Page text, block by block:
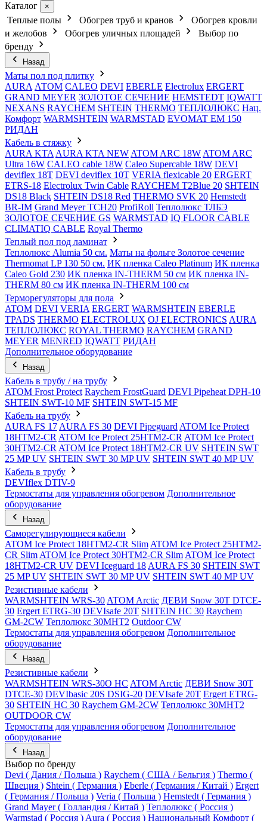
Каталог
×
Теплые полы Обогрев труб и кранов
Обогрев кровли
и желобов
Обогрев уличных площадей
Выбор по
бренду
Назад
Маты пол под плитку
AURA АТОМ CALEO DEVI EBERLE Electrolux ERGERT
GRAND MEYER ЗОЛОТОЕ СЕЧЕНИЕ HEMSTEDT IQWATT
NEXANS RAYCHEM SHTEIN THERMO ТЕПЛОЛЮКС Нац.
Комфорт WARMSHTEIN WARMSTAD EVOMAT EM 150
РИДАН
Кабель в стяжку
AURA KTA AURA KTA NEW ATOM ARC 18W ATOM ARC
Ultra 16W CALEO cable 18W Caleo Supercable 18W DEVI
deviflex 18T DEVI deviflex 10T VERIA flexicable 20 ERGERT
ETRS-18 Electrolux Twin Cable RAYCHEM T2Blue 20 SHTEIN
DS18 Black SHTEIN DS18 Red THERMO SVK 20 Hemstedt
BR-IM Grand Meyer TCH20 ProfiRoll Теплолюкс ТЛБЭ
ЗОЛОТОЕ СЕЧЕНИЕ GS WARMSTAD IQ FLOOR CABLE
CLIMATIQ CABLE Royal Thermo
Теплый пол под ламинат
Теплолюкс Alumia 50 см. Маты на фольге Золотое сечение
Thermomat LP 130 50 cм. ИК пленка Caleo Platinum ИК пленка
Caleo Gold 230 ИК пленка IN-THERM 50 см ИК пленка IN-
THERM 80 см ИК пленка IN-THERM 100 см
Терморегуляторы для пола
ATOM DEVI VERIA ERGERT WARMSHTEIN EBERLE
TPADS THERMO ELECTROLUX OJ ELECTRONICS AURA
ТЕПЛОЛЮКС ROYAL THERMO RAYCHEM GRAND
MEYER MENRED IQWATT РИДАН
Дополнительное оборудование
Назад
Кабель в трубу / на трубу
ATOM Frost Protect Raychem FrostGuard DEVI Pipeheat DPH-10
SHTEIN SWT-10 MF SHTEIN SWT-15 MF
Кабель на трубу
AURA FS 17 AURA FS 30 DEVI Pipeguard ATOM Ice Protect
18HTM2-CR ATOM Ice Protect 25HTM2-CR ATOM Ice Protect
30HTM2-CR ATOM Ice Protect 18HTM2-CR UV SHTEIN SWT
25 MP UV SHTEIN SWT 30 MP UV SHTEIN SWT 40 MP UV
Кабель в трубу
DEVIflex DTIV-9
Термостаты для управления обогревом Дополнительное
оборудование
Назад
Саморегулирующиеся кабели
ATOM Ice Protect 18HTM2-CR Slim ATOM Ice Protect 25HTM2-
CR Slim ATOM Ice Protect 30HTM2-CR Slim ATOM Ice Protect
18HTM2-CR UV DEVI Iceguard 18 AURA FS 30 SHTEIN SWT
25 MP UV SHTEIN SWT 30 MP UV SHTEIN SWT 40 MP UV
Резистивные кабели
WARMSHTEIN WRS-30 ATOM Arctic ДЕВИ Snow 30T DTCE-
30 Ergert ETRG-30 DEVIsafe 20T SHTEIN HC 30 Raychem
GM-2CW Теплолюкс 30МНТ2 Outdoor CW
Термостаты для управления обогревом Дополнительное
оборудование
Назад
Резистивные кабели
WARMSHTEIN WRS-30O HC ATOM Arctic ДЕВИ Snow 30T
DTCE-30 DEVIbasic 20S DSIG-20 DEVIsafe 20T Ergert ETRG-
30 SHTEIN HC 30 Raychem GM-2CW Теплолюкс 30МНТ2
OUTDOOR CW
Термостаты для управления обогревом Дополнительное
оборудование
Назад
Выбор по бренду
Devi ( Дания / Польша ) Raychem ( США / Бельгия ) Thermo (
Швеция ) Shtein ( Германия ) Eberle ( Германия / Китай ) Ergert
( Германия / Польша ) Veria ( Польша ) Hemstedt ( Германия )
Grand Mayer ( Голландия / Китай ) Теплолюкс ( Россия )
Warmstad ( Россия ) Aura ( Россия ) Национальный Комфорт (